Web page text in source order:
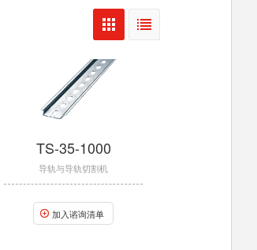
TS-35-1000
导轨与导轨切割机
加入谘询清单